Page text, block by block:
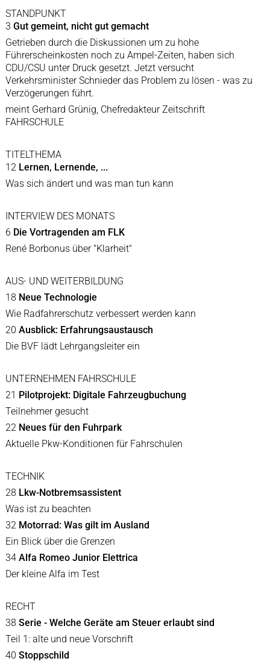
STANDPUNKT
3 Gut gemeint, nicht gut gemacht
Getrieben durch die Diskussionen um zu hohe
Führerscheinkosten noch zu Ampel-Zeiten, haben sich
CDU/CSU unter Druck gesetzt. Jetzt versucht
Verkehrsminister Schnieder das Problem zu lösen - was zu
Verzögerungen führt.
meint Gerhard Grünig, Chefredakteur Zeitschrift
FAHRSCHULE
TITELTHEMA
12 Lernen, Lernende, ...
Was sich ändert und was man tun kann
INTERVIEW DES MONATS
6 Die Vortragenden am FLK
René Borbonus über "Klarheit"
AUS- UND WEITERBILDUNG
18 Neue Technologie
Wie Radfahrerschutz verbessert werden kann
20 Ausblick: Erfahrungsaustausch
Die BVF lädt Lehrgangsleiter ein
UNTERNEHMEN FAHRSCHULE
21 Pilotprojekt: Digitale Fahrzeugbuchung
Teilnehmer gesucht
22 Neues für den Fuhrpark
Aktuelle Pkw-Konditionen für Fahrschulen
TECHNIK
28 Lkw-Notbremsassistent
Was ist zu beachten
32 Motorrad: Was gilt im Ausland
Ein Blick über die Grenzen
34 Alfa Romeo Junior Elettrica
Der kleine Alfa im Test
RECHT
38 Serie - Welche Geräte am Steuer erlaubt sind
Teil 1: alte und neue Vorschrift
40 Stoppschild